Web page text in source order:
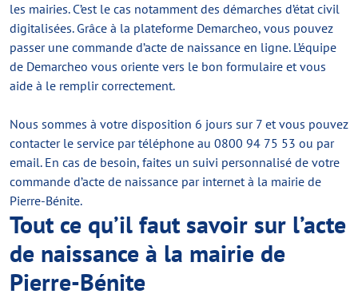
les mairies. C’est le cas notamment des démarches d’état civil
digitalisées. Grâce à la plateforme Demarcheo, vous pouvez
passer une commande d’acte de naissance en ligne. L’équipe
de Demarcheo vous oriente vers le bon formulaire et vous
aide à le remplir correctement.
Nous sommes à votre disposition 6 jours sur 7 et vous pouvez
contacter le service par téléphone au 0800 94 75 53 ou par
email. En cas de besoin, faites un suivi personnalisé de votre
commande d’acte de naissance par internet à la mairie de
Pierre-Bénite.
Tout ce qu’il faut savoir sur l’acte
de naissance à la mairie de
Pierre-Bénite